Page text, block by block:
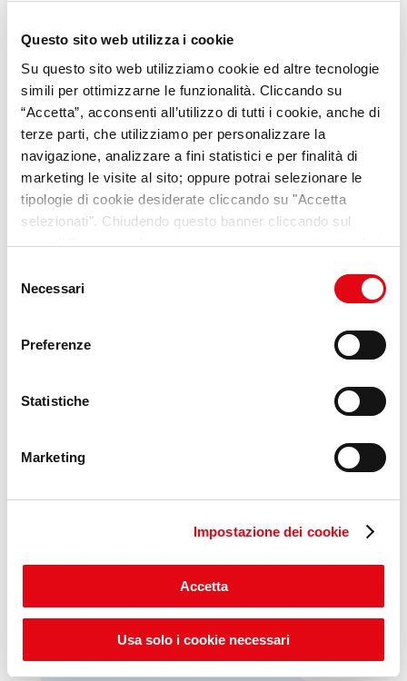
Questo sito web utilizza i cookie
Su questo sito web utilizziamo cookie ed altre tecnologie
simili per ottimizzarne le funzionalità. Cliccando su
“Accetta”, acconsenti all’utilizzo di tutti i cookie, anche di
terze parti, che utilizziamo per personalizzare la
navigazione, analizzare a fini statistici e per finalità di
marketing le visite al sito; oppure potrai selezionare le
tipologie di cookie desiderate cliccando su "Accetta
selezionati". Chiudendo questo banner cliccando sul
tasto “X” prosegui la navigazione e saranno attivati solo i
modificare le tue preferenze in ogni momento mediante il
link “Impostazione dei cookie” a fine pagina. Per ulteriori
Cookie
Policy.
delNecessari
Preferenze
Statistiche
Marketing
Impostazione dei cookie
Accetta
Usa solo i cookie necessari
SPECIALE UCRAINA
Accoglienza&Lavoro
VideoPilloleper chi cerca
opportunità e consigli sul
mondo del lavoro